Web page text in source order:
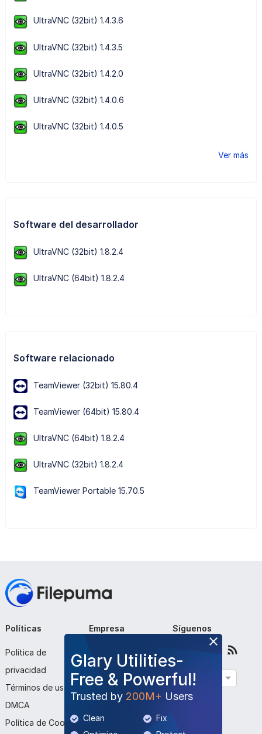
UltraVNC (32bit) 1.4.3.6
UltraVNC (32bit) 1.4.3.5
UltraVNC (32bit) 1.4.2.0
UltraVNC (32bit) 1.4.0.6
UltraVNC (32bit) 1.4.0.5
Ver más
Software del desarrollador
UltraVNC (32bit) 1.8.2.4
UltraVNC (64bit) 1.8.2.4
Software relacionado
TeamViewer (32bit) 15.80.4
TeamViewer (64bit) 15.80.4
UltraVNC (64bit) 1.8.2.4
UltraVNC (32bit) 1.8.2.4
TeamViewer Portable 15.70.5
Glary Utilities-
Free & Powerful!
Trusted by 200M+ Users
Clean
Fix
Políticas
Política de
privacidad
Términos de uso
DMCA
Política de Cookies
Empresa
Sobre nosotros
Contáctenos
Enviar programa
Síguenos
Español